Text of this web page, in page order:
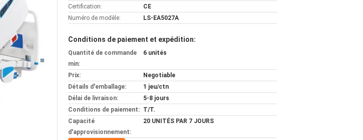
Certification:
CE
Numéro de modèle:
LS-EA5027A
Conditions de paiement et expédition:
Quantité de commande
min:
6 unités
Prix:
Negotiable
Détails d'emballage:
1 jeu/ctn
Délai de livraison:
5-8 jours
Conditions de paiement: T/T.
Capacité
d'approvisionnement:
20 UNITÉS PAR 7 JOURS